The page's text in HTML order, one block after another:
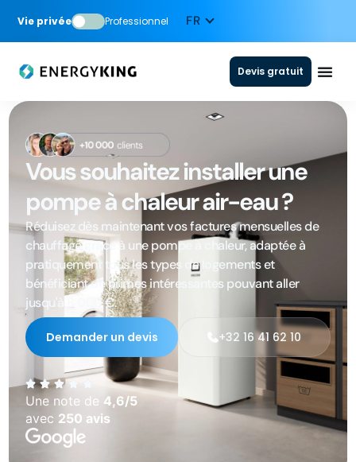
Vie privée Professionnel
Devis gratuit
Vous souhaitez installer une
pompe à chaleur air-eau ?
Réduisez dès maintenant vos factures mensuelles de
chauffage grâce à une pompe à chaleur, adaptée à
pratiquement tous les types de logements et
bénéficiant de primes intéressantes pouvant aller
jusqu'à 8 000 €.
Demander un devis +32 16 41 62 10
Une note de 4,6/5
avec 250 avis